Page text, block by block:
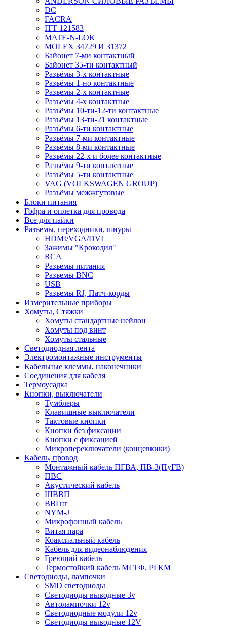
DC
FACRA
ITT 121583
MATE-N-LOK
MOLEX 34729 И 31372
Байонет 7-ми контактный
Байонет 35-ти контактный
Разъёмы 3-х контактные
Разъёмы 1-но контактные
Разъемы 2-х контактные
Разъемы 4-х контактные
Разъёмы 10-ти-12-ти контактные
Разъёмы 13-ти-21 контактные
Разъёмы 6-ти контактные
Разъёмы 7-ми контактные
Разъёмы 8-ми контактные
Разъёмы 22-х и более контактные
Разъёмы 9-ти контактные
Разъёмы 5-ти контактные
VAG (VOLKSWAGEN GROUP)
Разъёмы межжгутовые
Блоки питания
Гофра и оплетка для провода
Все для пайки
Разъемы, переходники, шнуры
HDMI/VGA/DVI
Зажимы "Крокодил"
RCA
Разъемы питания
Разъемы BNC
USB
Разъемы RJ, Патч-корды
Измерительные приборы
Хомуты, Стяжки
Хомуты стандартные нейлон
Хомуты под винт
Хомуты стальные
Светодиодная лента
Электромонтажные инструменты
Кабельные клеммы, наконечники
Соединения для кабеля
Термоусадка
Кнопки, выключатели
Тумблеры
Клавишные выключатели
Тактовые кнопки
Кнопки без фиксации
Кнопки с фиксацией
Микропереключатели (концевкики)
Кабель, провод
Монтажный кабель ПГВА, ПВ-3(ПуГВ)
ПВС
Акустический кабель
ШВВП
ВВГнг
NYM-J
Микрофонный кабель
Витая пара
Коаксиальный кабель
Кабель для видеонаблюдения
Греющий кабель
Термостойкий кабель МГТФ, РГКМ
Светодиоды, лампочки
SMD светодиоды
Светодиоды выводные 3v
Автолампочки 12v
Светодиодные модули 12v
Светодиоды выводные 12V